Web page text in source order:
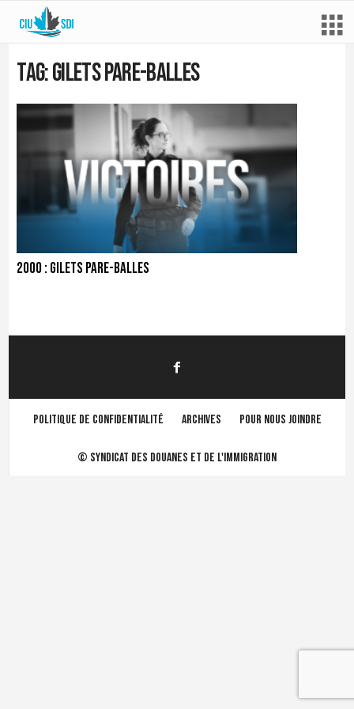
Tag: gilets pare-balles
2000 : Gilets pare-balles
Politique de confidentialité Archives Pour nous joindre
© Syndicat des douanes et de l'immigration